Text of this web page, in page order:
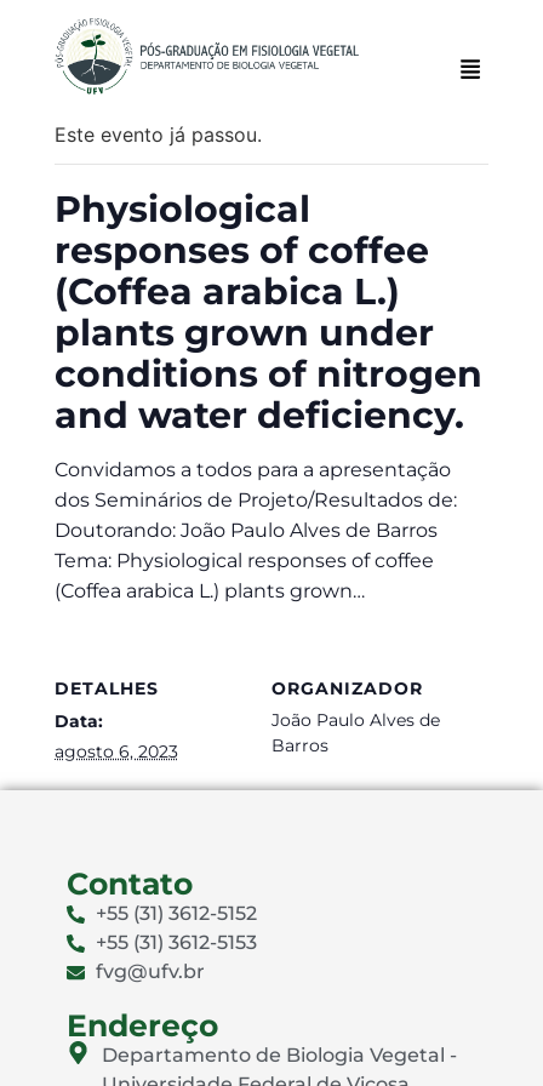
Este evento já passou.
Physiological
responses of coffee
(Coffea arabica L.)
plants grown under
conditions of nitrogen
and water deficiency.
Convidamos a todos para a apresentação
dos Seminários de Projeto/Resultados de:
Doutorando: João Paulo Alves de Barros
Tema: Physiological responses of coffee
(Coffea arabica L.) plants grown…
DETALHES
Data:
agosto 6, 2023
ORGANIZADOR
João Paulo Alves de
Barros
Contato
+55 (31) 3612-5152
+55 (31) 3612-5153
fvg@ufv.br
Endereço
Departamento de Biologia Vegetal -